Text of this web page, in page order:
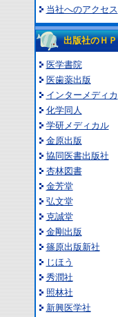
当社へのアクセス
出版社のＨＰ
医学書院
医歯薬出版
インターメディカ
化学同人
学研メディカル
金原出版
協同医書出版社
杏林図書
金芳堂
弘文堂
克誠堂
金剛出版
篠原出版新社
じほう
秀潤社
照林社
新興医学社